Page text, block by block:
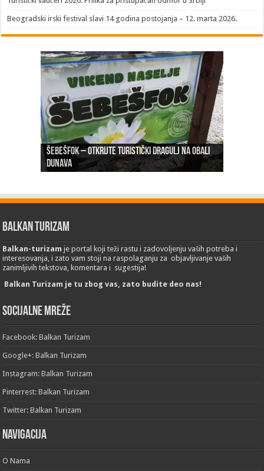
Beogradski irski festival slavi 14 godina postojanja – 12. marta 2026.
Šebešfok – Otkrijte turistički dragulj na obali
Dunava
Erdevik: Sremska kulenijada 8. juna
Pomerena kupališna sezona na Gradskoj plaži u
Sremskoj Mitrovici
Novi Sad: Exit festival od 6.do 9. jula
26. Međunarodni sajam turizma „EMITT 2023“
Balkan Turizam
Balkan-turizam je portal koji teži rastu i zadovoljenju vaših potreba i
interesovanja, i zato vam stoji na raspolaganju za objavljivanje vaših
zanimljivih tekstova, komentara i sugestija!
Balkan Turizam je tu zbog vas, zato budite deo nas!
Socijalne mreže
Facebook: Balkan Turizam
Google+: Balkan Turizam
Instagram: Balkan Turizam
Pinterrest: Balkan Turizam
Twitter: Balkan Turizam
Navigacija
O Nama